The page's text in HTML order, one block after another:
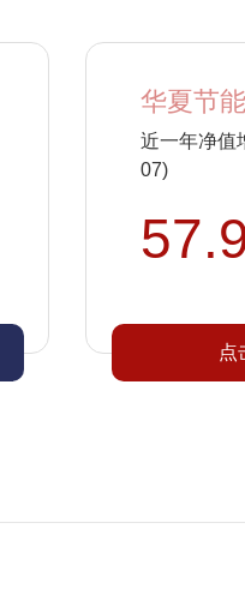
华夏节
近一年净值
07)
点